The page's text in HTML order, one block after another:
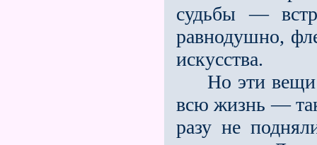
судьбы —
равнодушно,
искусства.
Но эти вещи
всю жизнь —
разу не